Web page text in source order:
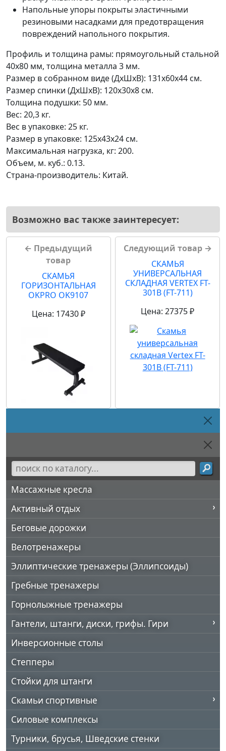
Напольные упоры покрыты эластичными
резиновыми насадками для предотвращения
повреждений напольного покрытия.
Профиль и толщина рамы: прямоугольный стальной
40х80 мм, толщина металла 3 мм.
Размер в собранном виде (ДхШхВ): 131x60x44 см.
Размер спинки (ДхШхВ): 120х30х8 см.
Толщина подушки: 50 мм.
Вес: 20,3 кг.
Вес в упаковке: 25 кг.
Размер в упаковке: 125x43x24 см.
Максимальная нагрузка, кг: 200.
Объем, м. куб.: 0.13.
Страна-производитель: Китай.
Возможно вас также заинтересует:
← Предыдущий
товар
СКАМЬЯ
ГОРИЗОНТАЛЬНАЯ
OKPRO OK9107
Цена: 17430 ₽
Следующий товар →
СКАМЬЯ
УНИВЕРСАЛЬНАЯ
СКЛАДНАЯ VERTEX FT-
301B (FT-711)
Цена: 27375 ₽
Массажные кресла
Активный отдых
Беговые дорожки
Велотренажеры
Эллиптические тренажеры (Эллипсоиды)
Гребные тренажеры
Горнолыжные тренажеры
Гантели, штанги, диски, грифы. Гири
Инверсионные столы
Степперы
Стойки для штанги
Скамьи спортивные
Силовые комплексы
Турники, брусья, Шведские стенки